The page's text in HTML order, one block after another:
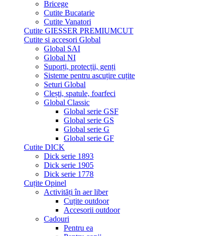
Bricege
Cutite Bucatarie
Cutite Vanatori
Cutite GIESSER PREMIUMCUT
Cutite si accesori Global
Global SAI
Global NI
Suporți, protecții, genți
Sisteme pentru ascuțire cuțite
Seturi Global
Clești, spatule, foarfeci
Global Classic
Global serie GSF
Global serie GS
Global serie G
Global serie GF
Cutite DICK
Dick serie 1893
Dick serie 1905
Dick serie 1778
Cuțite Opinel
Activități în aer liber
Cuțite outdoor
Accesorii outdoor
Cadouri
Pentru ea